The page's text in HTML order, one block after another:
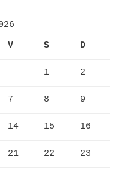
V S D
1 2
7 8 9
14 15 16
21 22 23